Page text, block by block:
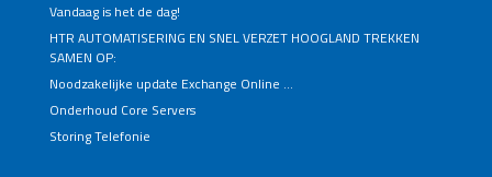
Vandaag is het de dag!
HTR AUTOMATISERING EN SNEL VERZET HOOGLAND TREKKEN
SAMEN OP:
Noodzakelijke update Exchange Online …
Onderhoud Core Servers
Storing Telefonie